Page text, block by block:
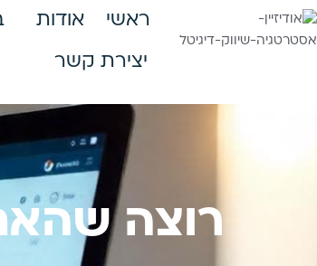
ראשי אודות
יצירת קשר
רוצה